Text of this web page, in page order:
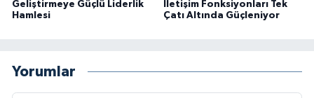
Geliştirmeye Güçlü Liderlik
Hamlesi
İletişim Fonksiyonları Tek
Çatı Altında Güçleniyor
Yorumlar